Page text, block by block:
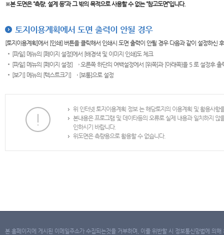
※본 도면은“측량, 설계 등”과 그 밖의 목적으로 사용할 수 없는 “참고도면”입니다.
토지이용계획에서 도면 출력이 안될 경우
[토지이용계획]에서 [인쇄] 버튼을 클릭해서 인쇄시 도면 출력이 안될 경우 다음과 같이 설정하신
[파일] 메뉴의 [페이지 설정]에서 [배경색 및 이미지 인쇄]도 체크
[파일] 메뉴의 [페이지 설정] → 오른쪽 하단의 여백설정에서 [위쪽]과 [아래쪽]을 5 로 설정후 출
[보기] 메뉴의 [텍스트크기] → [보통]으로 설정
위 인터넷 토지이용계획 정보 는 해당토지의 이용계획 및 활용사
본내용은 프로그램 및 데이타등의 오류로 실제 내용과 일치하지
인하시기 바랍니다.
위도면은 측량용으로 활용할 수 없습니다.
본 홈페이지에 게시된 이메일주소가 수집되는것을 거부하며, 이를 위반할 시 정보통신망법에 의